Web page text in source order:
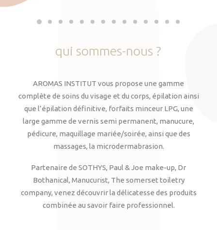
qui sommes-nous ?
AROMAS INSTITUT vous propose une gamme
complète de soins du visage et du corps, épilation ainsi
que l’épilation définitive, forfaits minceur LPG, une
large gamme de vernis semi permanent, manucure,
pédicure, maquillage mariée/soirée, ainsi que des
massages, la microdermabrasion.
Partenaire de SOTHYS, Paul & Joe make-up, Dr
Bothanical, Manucurist, The somerset toiletry
company, venez découvrir la délicatesse des produits
combinée au savoir faire professionnel.